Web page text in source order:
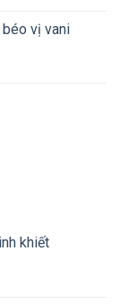
vị vani
khiết